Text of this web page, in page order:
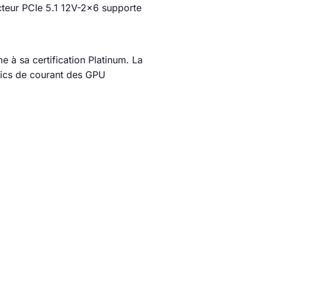
PCIe 5.1 12V-2×6 supporte
à sa certification Platinum. La
de courant des GPU